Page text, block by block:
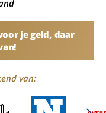
je geld, daar
van: